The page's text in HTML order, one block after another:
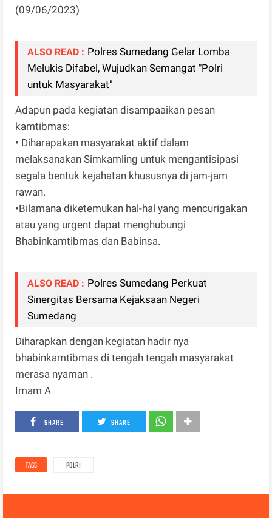
(09/06/2023)
ALSO READ : Polres Sumedang Gelar Lomba
Melukis Difabel, Wujudkan Semangat "Polri
untuk Masyarakat"
Adapun pada kegiatan disampaaikan pesan
kamtibmas:
• Diharapakan masyarakat aktif dalam
melaksanakan Simkamling untuk mengantisipasi
segala bentuk kejahatan khususnya di jam-jam
rawan.
•Bilamana diketemukan hal-hal yang mencurigakan
atau yang urgent dapat menghubungi
Bhabinkamtibmas dan Babinsa.
ALSO READ : Polres Sumedang Perkuat
Sinergitas Bersama Kejaksaan Negeri
Sumedang
Diharapkan dengan kegiatan hadir nya
bhabinkamtibmas di tengah tengah masyarakat
merasa nyaman .
Imam A
SHARE SHARE
TAGS POLRI